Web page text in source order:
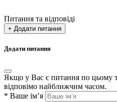
Питання та відповіді
+ Додати питання
Додати питання
Якщо у Вас є питання по цьому
відповімо найближчим часом.
* Ваше ім’я